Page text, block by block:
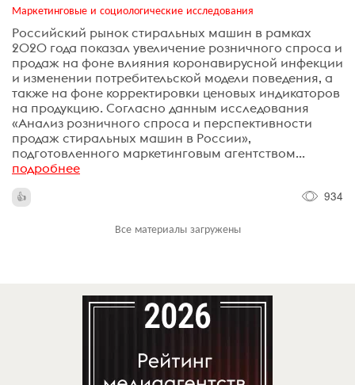
Маркетинговые и социологические исследования
Российский рынок стиральных машин в рамках
2020 года показал увеличение розничного спроса и
продаж на фоне влияния коронавирусной инфекции
и изменении потребительской модели поведения, а
также на фоне корректировки ценовых индикаторов
на продукцию. Согласно данным исследования
«Анализ розничного спроса и перспективности
продаж стиральных машин в России»,
подготовленного маркетинговым агентством...
подробнее
934
Все материалы загружены